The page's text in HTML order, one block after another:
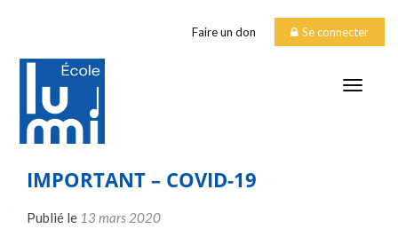
Faire un don Se connecter
IMPORTANT – COVID-19
Publié le 13 mars 2020